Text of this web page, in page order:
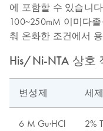
에 포함할 수 있습니
100~250mM 이미다
춰 온화한 조건에서
His/Ni-NTA 상호
변성제 세제
6 M Gu·HCl 2%